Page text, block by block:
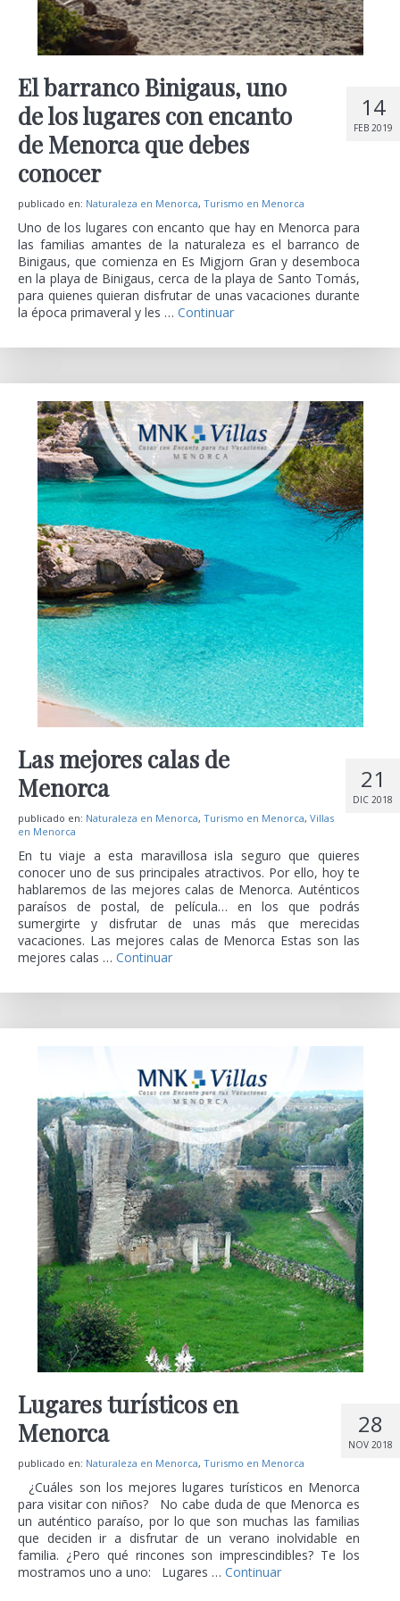
14
FEB 2019
El barranco Binigaus, uno
de los lugares con encanto
de Menorca que debes
conocer
publicado en: Naturaleza en Menorca, Turismo en Menorca
Uno de los lugares con encanto que hay en Menorca para
las familias amantes de la naturaleza es el barranco de
Binigaus, que comienza en Es Migjorn Gran y desemboca
en la playa de Binigaus, cerca de la playa de Santo Tomás,
para quienes quieran disfrutar de unas vacaciones durante
la época primaveral y les … Continuar
21
DIC 2018
Las mejores calas de
Menorca
publicado en: Naturaleza en Menorca, Turismo en Menorca, Villas
en Menorca
En tu viaje a esta maravillosa isla seguro que quieres
conocer uno de sus principales atractivos. Por ello, hoy te
hablaremos de las mejores calas de Menorca. Auténticos
paraísos de postal, de película… en los que podrás
sumergirte y disfrutar de unas más que merecidas
vacaciones. Las mejores calas de Menorca Estas son las
mejores calas … Continuar
28
NOV 2018
Lugares turísticos en
Menorca
publicado en: Naturaleza en Menorca, Turismo en Menorca
¿Cuáles son los mejores lugares turísticos en Menorca
para visitar con niños? No cabe duda de que Menorca es
un auténtico paraíso, por lo que son muchas las familias
que deciden ir a disfrutar de un verano inolvidable en
familia. ¿Pero qué rincones son imprescindibles? Te los
mostramos uno a uno: Lugares … Continuar